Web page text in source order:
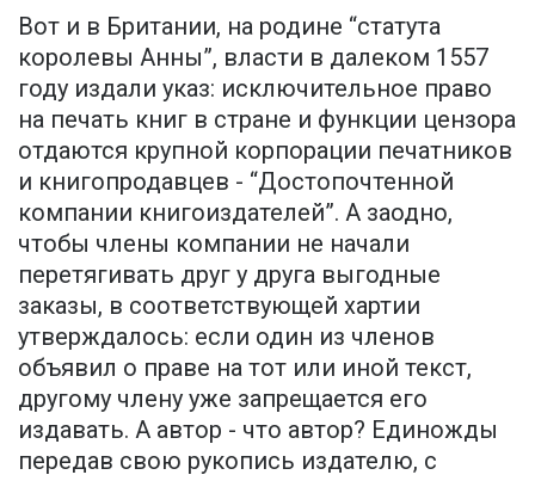
Вот и в Британии, на родине “статута
королевы Анны”, власти в далеком 1557
году издали указ: исключительное право
на печать книг в стране и функции цензора
отдаются крупной корпорации печатников
и книгопродавцев - “Достопочтенной
компании книгоиздателей”. А заодно,
чтобы члены компании не начали
перетягивать друг у друга выгодные
заказы, в соответствующей хартии
утверждалось: если один из членов
объявил о праве на тот или иной текст,
другому члену уже запрещается его
издавать. А автор - что автор? Единожды
передав свою рукопись издателю, с